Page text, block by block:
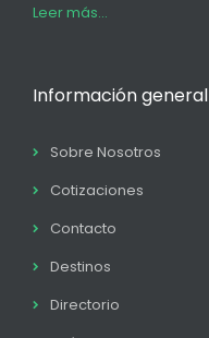
Leer más...
Información general
Sobre Nosotros
Cotizaciones
Contacto
Destinos
Directorio